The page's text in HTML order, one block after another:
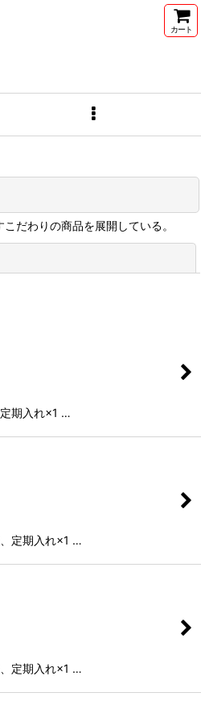
カート
だわりの商品を展開している。
期入れ×1 …
定期入れ×1 …
定期入れ×1 …